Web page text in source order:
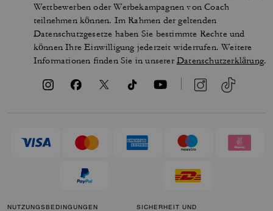
Wettbewerben oder Werbekampagnen von Coach
teilnehmen können. Im Rahmen der geltenden
Datenschutzgesetze haben Sie bestimmte Rechte und
können Ihre Einwilligung jederzeit widerrufen. Weitere
Informationen finden Sie in unsererDatenschutzerklärung.
NUTZUNGSBEDINGUNGEN
SICHERHEIT UND